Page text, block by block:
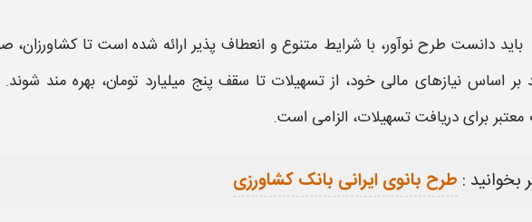
باید دانست طرح نوآور، با شرایط متنوع و انعطاف‌ پذیر ارائه شده است تا کشاورزان،
بر اساس نیازهای مالی خود، از تسهیلات تا سقف پنج میلیارد تومان، بهره‌ مند
معتبر برای دریافتتسهیلات، الزامی است.
بخوانید : طرح بانوی ایرانی بانک کشاورزی